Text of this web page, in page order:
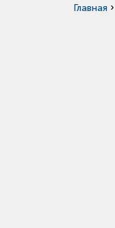
Главная ›